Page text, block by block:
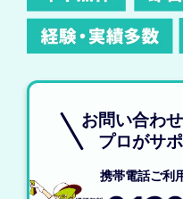
お問い合わ
プロがサ
携帯電話ご利